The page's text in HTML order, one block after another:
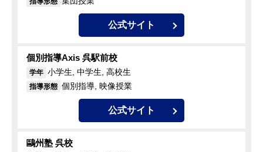
公式サイト
個別指導Axis 呉駅前校
学年 小学生, 中学生, 高校生
指導形態 個別指導, 映像授業
公式サイト
鷗州塾 呉校